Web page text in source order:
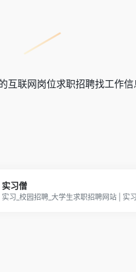
联网岗位求职招聘找工作
实习僧
实习_校园招聘_大学生求职招聘网站 | 实